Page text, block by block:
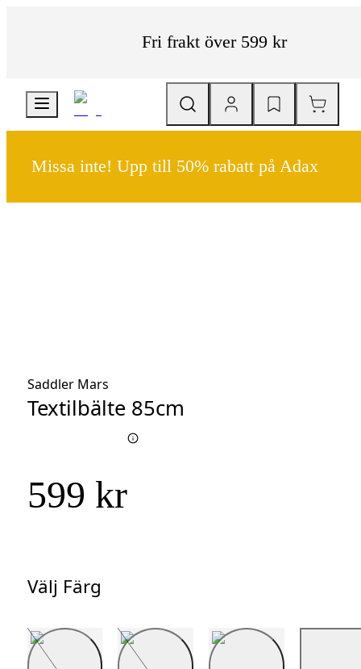
Fri frakt över 599 kr
Missa inte! Upp till 50% rabatt på Adax
Saddler Mars
Textilbälte 85cm
599 kr
Välj Färg
Välj Färg